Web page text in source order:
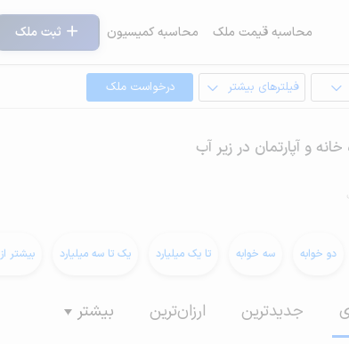
محاسبه قیمت ملک محاسبه کمیسیون ثبت ملک
فیلترهای بیشتر درخواست ملک
و آپارتمان در زیر آب
دو خوابه سه خوابه تا یک میلیارد یک تا سه میلیارد بیشتر از 3 میلیارد
جدیدترین ارزان‌ترین بیشتر